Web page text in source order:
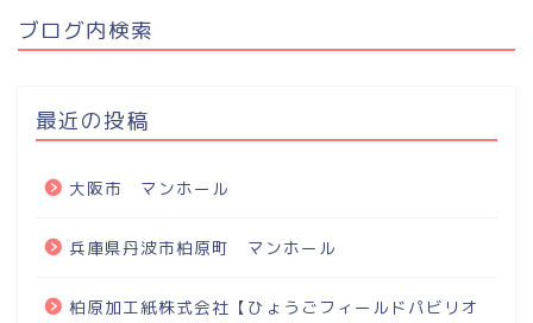
ブログ内検索
最近の投稿
大阪市 マンホール
兵庫県丹波市柏原町 マンホール
柏原加工紙株式会社【ひょうごフィールドパビリオ